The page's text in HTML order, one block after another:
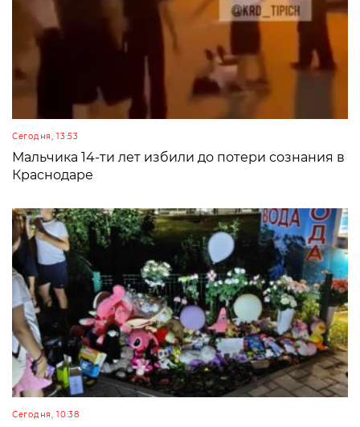
Сегодня, 13:53
Мальчика 14-ти лет избили до потери сознания в
Краснодаре
Сегодня, 10:38